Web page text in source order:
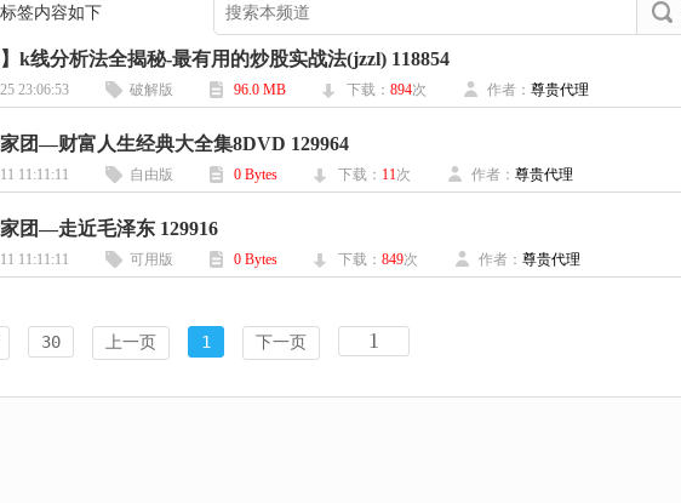
签内容如下
】k线分析法全揭秘-最有用的炒股实战法(jzzl) 118854
23:06:53 破解版 96.0 MB 下载： 894次 作者： 尊贵代理
团—财富人生经典大全集8DVD 129964
11:11:11 自由版 0 Bytes 下载： 11次 作者： 尊贵代理
团—走近毛泽东 129916
11:11:11 可用版 0 Bytes 下载： 849次 作者： 尊贵代理
30 上一页 1 下一页